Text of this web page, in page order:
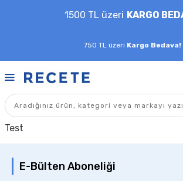
1500 TL üzeri KARGO
750 TL üzeri Kargo Bedava!
Test
E-Bülten Aboneliği